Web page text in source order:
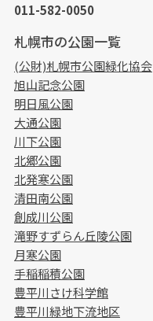
011-582-0050
札幌市の公園一覧
(公財)札幌市公園緑化協会
旭山記念公園
明日風公園
大通公園
川下公園
北郷公園
北発寒公園
清田南公園
創成川公園
滝野すずらん丘陵公園
月寒公園
手稲稲積公園
豊平川さけ科学館
豊平川緑地下流地区